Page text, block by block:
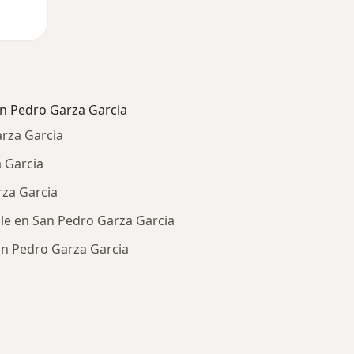
Pedro Garza Garcia
Garcia
Garcia
Garcia
en San Pedro Garza Garcia
Pedro Garza Garcia